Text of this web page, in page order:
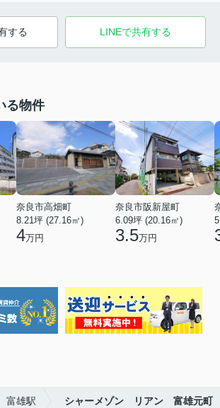
する LINEで共有する
る物件
奈良市高畑町
8.21坪 (27.16㎡)
4万円
奈良市阪新屋町
6.09坪 (20.16㎡)
3.5万円
富雄駅 シャーメゾン リアン 富雄元町